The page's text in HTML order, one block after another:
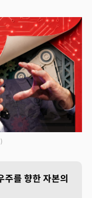
주를 향한 자본의